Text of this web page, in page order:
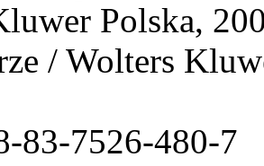
Polska,
/ Wolters
83-7526-480-7